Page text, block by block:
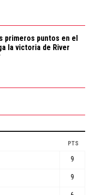
primeros puntos en el
la victoria de River